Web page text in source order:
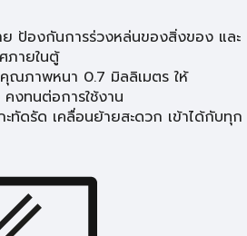
ย ป้องกันการร่วงหล่นของสิ่งของ และ
ภายในตู้
ณภาพหนา 0.7 มิลลิเมตร ให้
งทนต่อการใช้งาน
ทัดรัด เคลื่อนย้ายสะดวก เข้าได้กับทุก